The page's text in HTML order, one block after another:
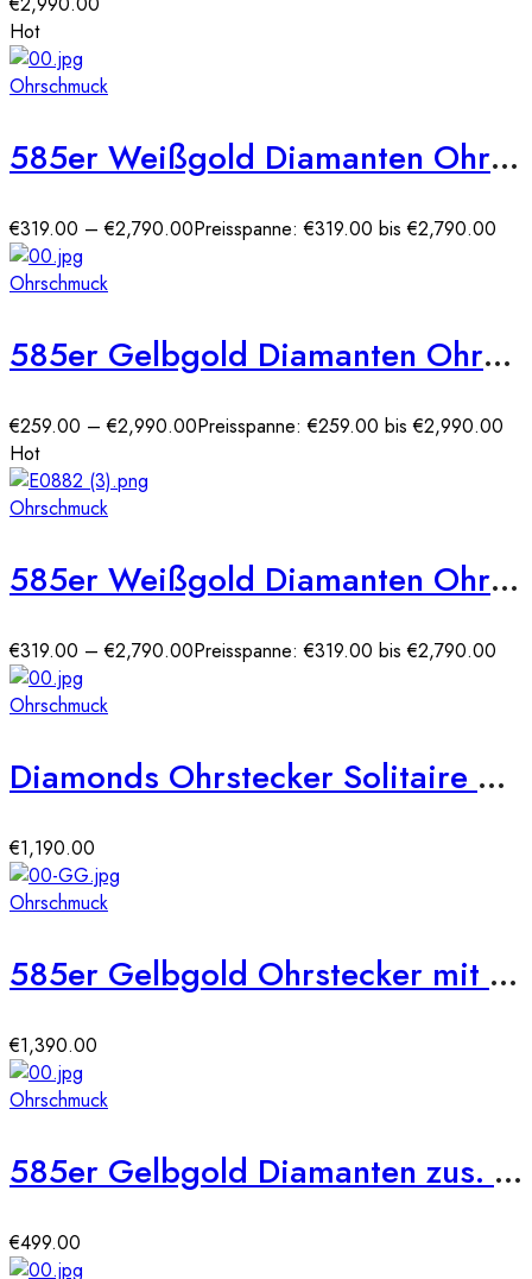
Hot
Ohrschmuck
585er Weißgold Diamanten Ohrstecker 6er Krappe
€319.00 –€2,790.00Preisspanne: €319.00 bis €2,790.00
Ohrschmuck
585er Gelbgold Diamanten Ohrstecker Spannfassung Solitaire
€259.00 –€2,990.00Preisspanne: €259.00 bis €2,990.00
Hot
Ohrschmuck
585er Weißgold Diamanten Ohrstecker Spannfassung Solitaire
€319.00 –€2,790.00Preisspanne: €319.00 bis €2,790.00
Ohrschmuck
Diamonds Ohrstecker Solitaire Weißgold 750 Ohrringe 18-Brillanten ca.0,200ct.
€1,190.00
Ohrschmuck
585er Gelbgold Ohrstecker mit Diamanten zus. 0,50ct.
€1,390.00
Ohrschmuck
585er Gelbgold Diamanten zus. 0,21ct. Ohrstecker
€499.00